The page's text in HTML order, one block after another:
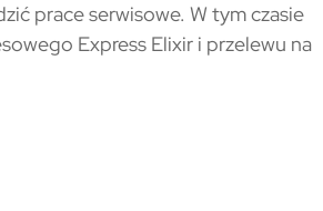
prace serwisowe. W tym czasie
Express Elixir i przelewu na